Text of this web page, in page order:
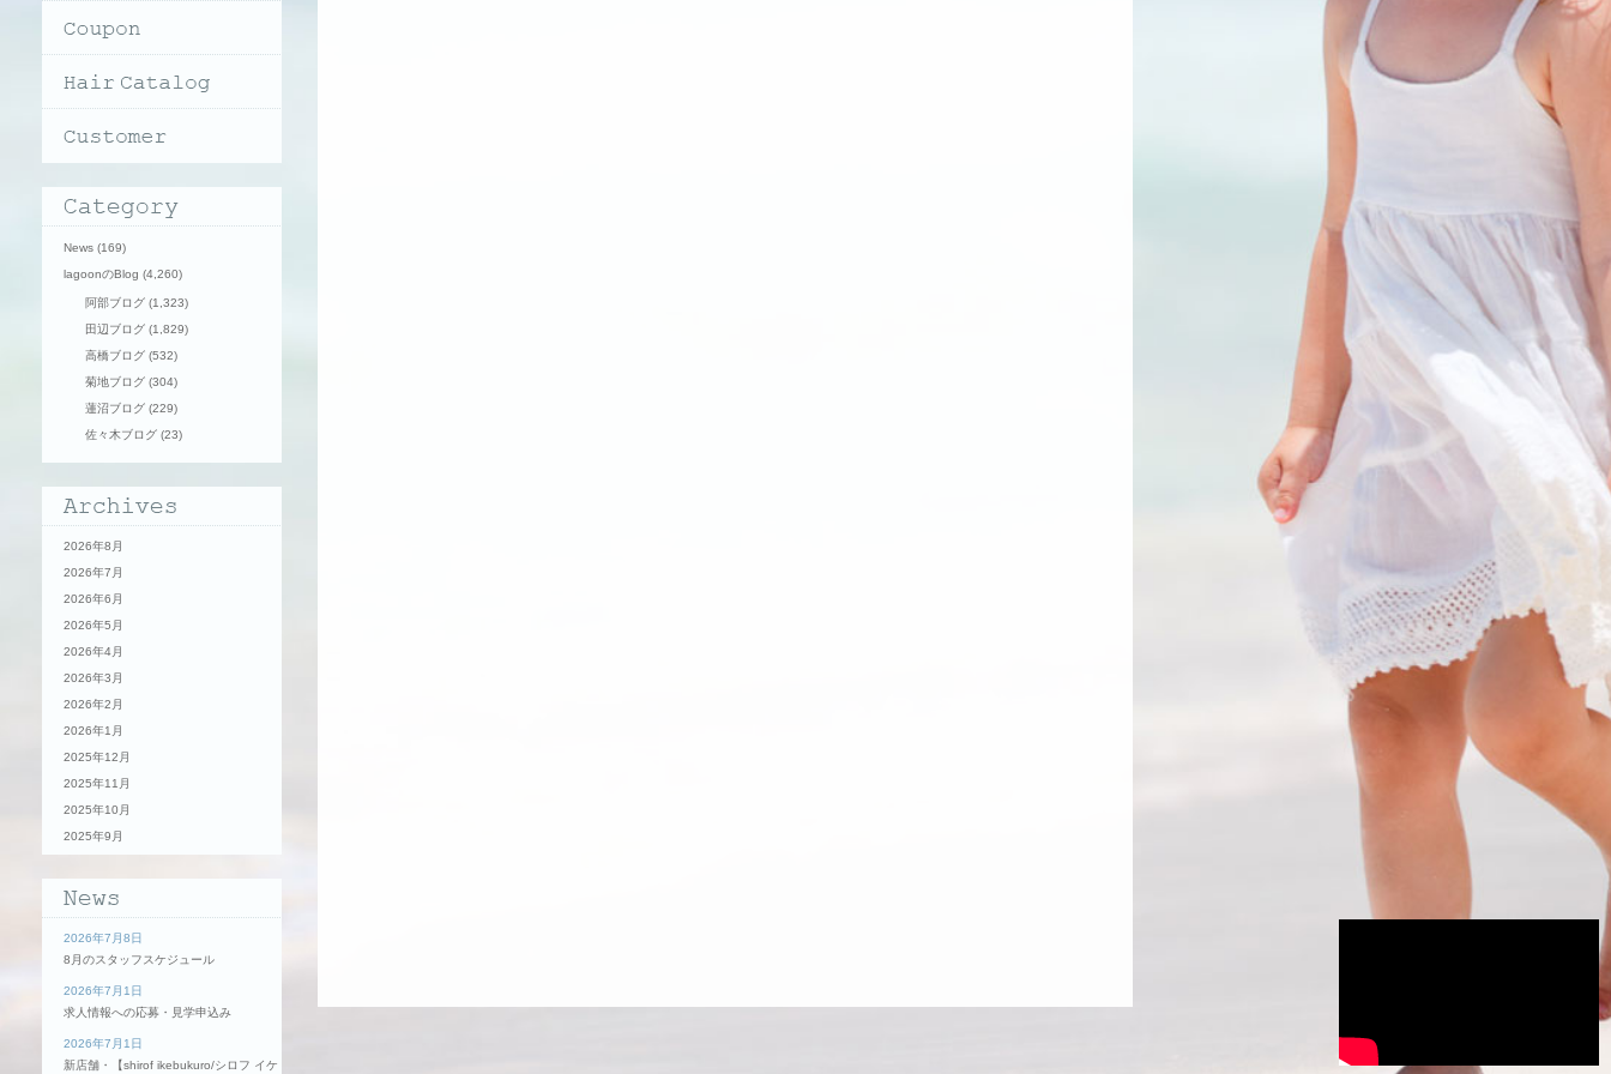
News (169)
lagoonのBlog (4,260)
阿部ブログ (1,323)
田辺ブログ (1,829)
高橋ブログ (532)
菊地ブログ (304)
蓮沼ブログ (229)
佐々木ブログ (23)
2026年8月
2026年7月
2026年6月
2026年5月
2026年4月
2026年3月
2026年2月
2026年1月
2025年12月
2025年11月
2025年10月
2025年9月
2026年7月8日
8月のスタッフスケジュール
2026年7月1日
求人情報への応募・見学申込み
2026年7月1日
新店舗・【shirof ikebukuro/シロフ イケ